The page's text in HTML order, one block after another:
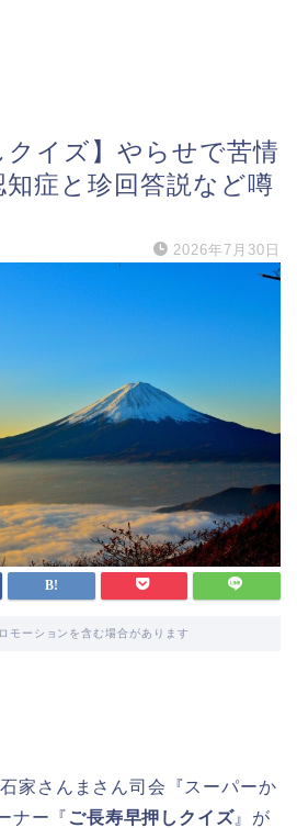
クイズ】やらせで苦情
症と珍回答説など噂
2026年7月30日
モーションを含む場合があります
家さんまさん司会『スーパーか
ナー『 ご長寿早押しクイズ』が